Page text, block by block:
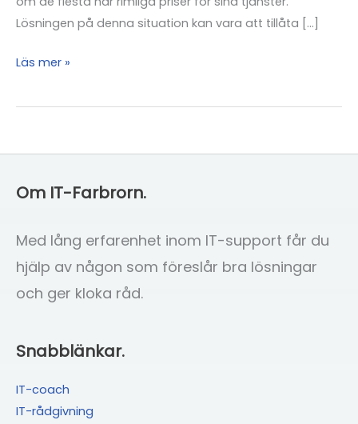
Lösningen på denna situation kan vara att tillåta […]
Bästa
att
och
oönskad
Läs mer »
Om IT-Farbrorn.
Med lång erfarenhet inom IT-support får du
hjälp av någon som föreslår bra lösningar
och ger kloka råd.
Snabblänkar.
IT-coach
IT-rådgivning